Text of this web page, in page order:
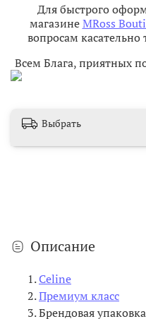
Для быстрого
магазинеMRoss
вопросам
Всем Блага, приятных
Выбрать
Описание
Celine
Премиум класс
Брендовая упаковка